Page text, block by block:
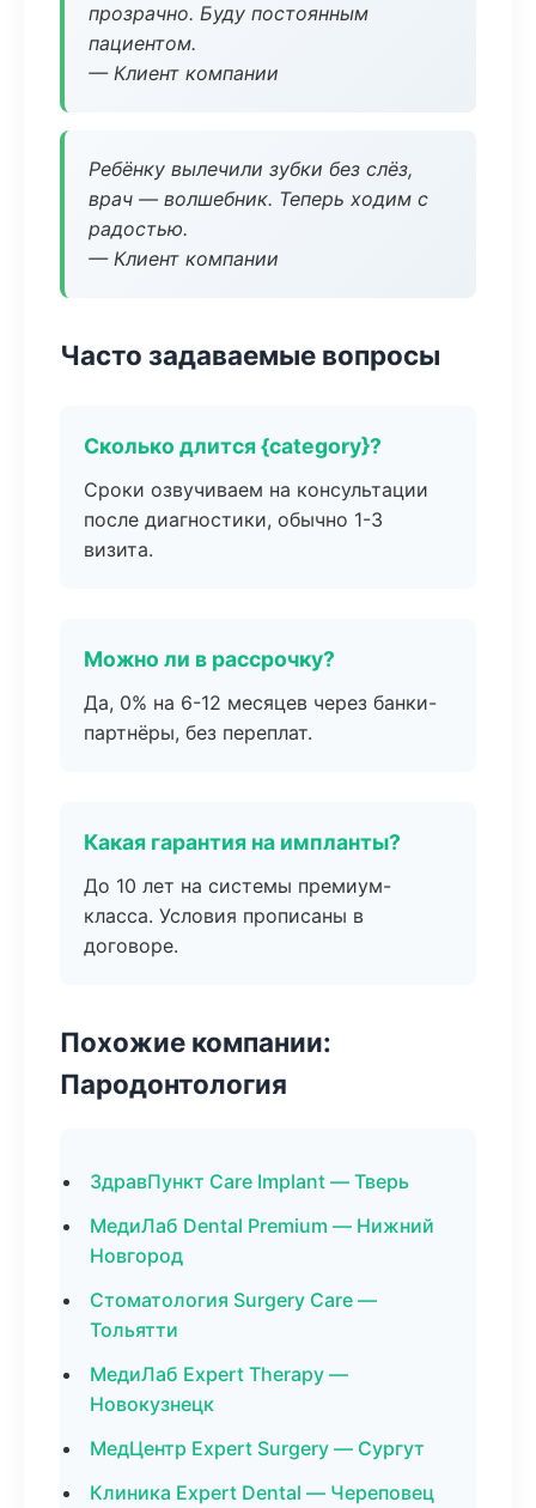
прозрачно. Буду постоянным
пациентом.
— Клиент компании
Ребёнку вылечили зубки без слёз,
врач — волшебник. Теперь ходим с
радостью.
— Клиент компании
Часто задаваемые вопросы
Сколько длится {category}?
Сроки озвучиваем на консультации
после диагностики, обычно 1-3
визита.
Можно ли в рассрочку?
Да, 0% на 6-12 месяцев через банки-
партнёры, без переплат.
Какая гарантия на импланты?
До 10 лет на системы премиум-
класса. Условия прописаны в
договоре.
Похожие компании:
Пародонтология
ЗдравПункт Care Implant — Тверь
МедиЛаб Dental Premium — Нижний
Новгород
Стоматология Surgery Care —
Тольятти
МедиЛаб Expert Therapy —
Новокузнецк
МедЦентр Expert Surgery — Сургут
Клиника Expert Dental — Череповец